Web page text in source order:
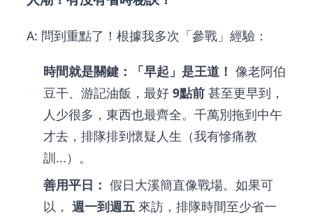
A: 問到重點了！根據我多次「參戰」經驗：
時間就是關鍵：「早起」是王道！ 像老阿伯
豆干、游記油飯，最好 9點前 甚至更早到，
人少很多，東西也最齊全。千萬別拖到中午
才去，排隊排到懷疑人生（我有慘痛教
訓...）。
善用平日： 假日大溪簡直像戰場。如果可
以， 週一到週五 來訪，排隊時間至少省一